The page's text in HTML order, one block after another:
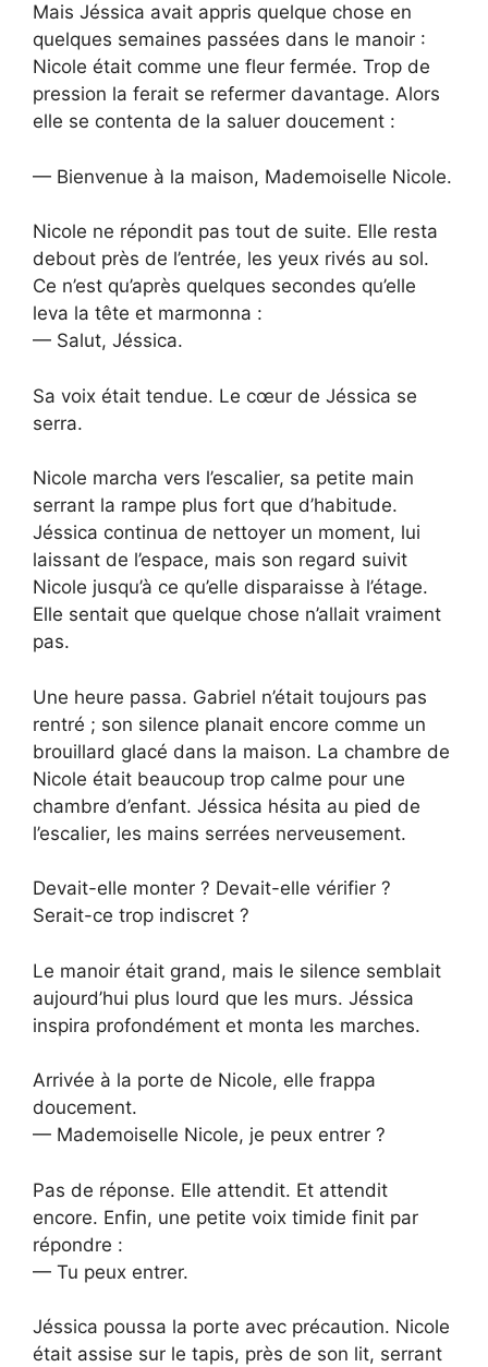
Mais Jéssica avait appris quelque chose en
quelques semaines passées dans le manoir :
Nicole était comme une fleur fermée. Trop de
pression la ferait se refermer davantage. Alors
elle se contenta de la saluer doucement :
— Bienvenue à la maison, Mademoiselle Nicole.
Nicole ne répondit pas tout de suite. Elle resta
debout près de l’entrée, les yeux rivés au sol.
Ce n’est qu’après quelques secondes qu’elle
leva la tête et marmonna :
— Salut, Jéssica.
Sa voix était tendue. Le cœur de Jéssica se
serra.
Nicole marcha vers l’escalier, sa petite main
serrant la rampe plus fort que d’habitude.
Jéssica continua de nettoyer un moment, lui
laissant de l’espace, mais son regard suivit
Nicole jusqu’à ce qu’elle disparaisse à l’étage.
Elle sentait que quelque chose n’allait vraiment
pas.
Une heure passa. Gabriel n’était toujours pas
rentré ; son silence planait encore comme un
brouillard glacé dans la maison. La chambre de
Nicole était beaucoup trop calme pour une
chambre d’enfant. Jéssica hésita au pied de
l’escalier, les mains serrées nerveusement.
Devait-elle monter ? Devait-elle vérifier ?
Serait-ce trop indiscret ?
Le manoir était grand, mais le silence semblait
aujourd’hui plus lourd que les murs. Jéssica
inspira profondément et monta les marches.
Arrivée à la porte de Nicole, elle frappa
doucement.
— Mademoiselle Nicole, je peux entrer ?
Pas de réponse. Elle attendit. Et attendit
encore. Enfin, une petite voix timide finit par
répondre :
— Tu peux entrer.
Jéssica poussa la porte avec précaution. Nicole
était assise sur le tapis, près de son lit, serrant